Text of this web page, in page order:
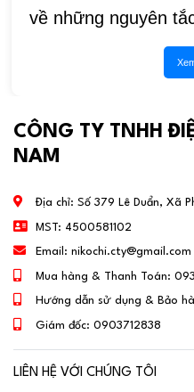
về những nguyên
CÔNG TY TNHH
NAM
Địa chỉ: Số 379 Lê Duẩn, Xã
MST: 4500581102
Email: nikochi.cty@gmail.com
Mua hàng & Thanh Toán:
Hướng dẫn sử dụng & Bảo
Giám đốc: 0903712838
LIÊN HỆ VỚI CHÚNG TÔI